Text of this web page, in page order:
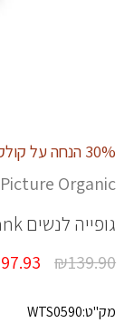
Picture Organic
גופייה לנשים
₪139.90
97.93
מק"ט:WTS0590
30% הנחה על קולקציית הקיץ